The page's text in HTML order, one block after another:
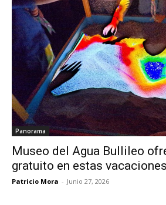
Panorama
Museo del Agua Bullileo
gratuito en estas
Patricio Mora - Junio 27, 2026